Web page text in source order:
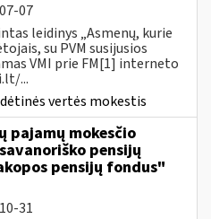
07
leidinys „Asmenų, kurie
su PVM susijusios
VMI prie FM[1] interneto
...
vertės mokestis
pajamų mokesčio
pensijų
pensijų fondus"
31